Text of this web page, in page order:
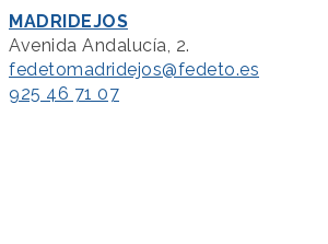
MADRIDEJOS
Avenida Andalucía, 2.
fedetomadridejos@fedeto.es
925 46 71 07